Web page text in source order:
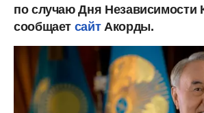
по случаю Дня Независимости
сообщает сайтАкорды.